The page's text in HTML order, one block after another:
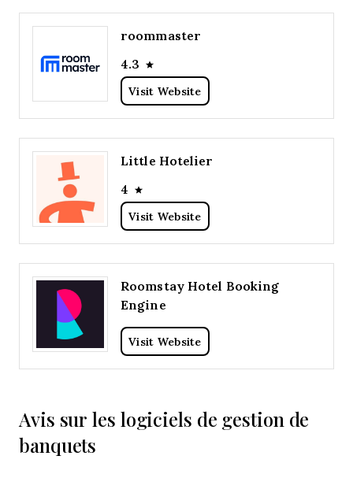
roommaster
4.3
Visit Website
Little Hotelier
4
Visit Website
Roomstay Hotel Booking
Engine
Visit Website
Avis sur les logiciels de gestion de
banquets